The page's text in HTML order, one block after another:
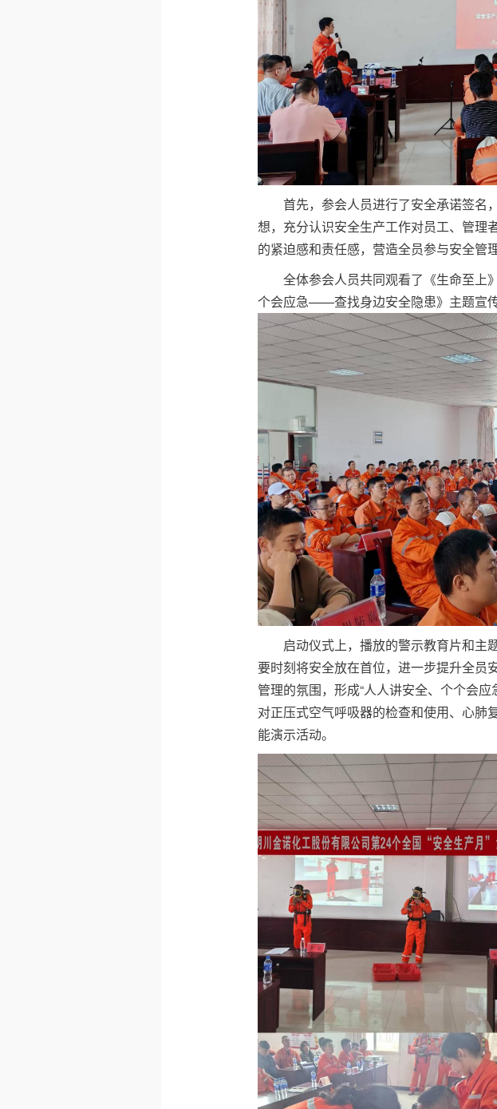
首先，参会人员进行了安全承诺签名
想，充分认识安全生产工作对员工、管理
的紧迫感和责任感，营造全员参与安全管
全体参会人员共同观看了《生命至上
个会应急——查找身边安全隐患》主题宣传
启动仪式上，播放的警示教育片和主
要时刻将安全放在首位，进一步提升全员
管理的氛围，形成“人人讲安全、个个会
对正压式空气呼吸器的检查和使用、心肺
能演示活动。